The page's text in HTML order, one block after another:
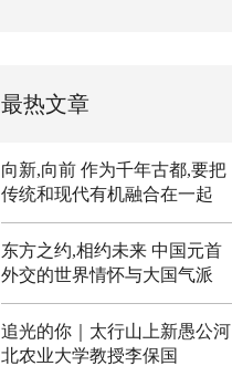
最热文章
向新,向前 作为千年古都,要把
传统和现代有机融合在一起
东方之约,相约未来 中国元首
外交的世界情怀与大国气派
追光的你｜太行山上新愚公河
北农业大学教授李保国